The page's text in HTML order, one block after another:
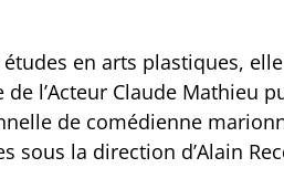
en arts plastiques,
de l’Acteur Claude Mathieu
de comédienne
sous la direction d’Alain